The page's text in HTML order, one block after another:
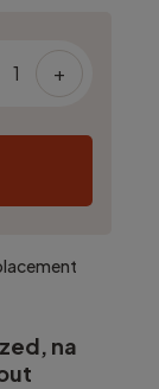
+
na